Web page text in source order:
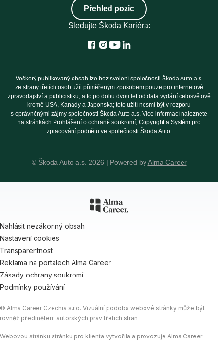
Přehled pozic
Sledujte Škoda Kariéra:
Veškerý publikovaný obsah lze bez svolení společnosti Škoda Auto a.s.
ze strany třetích osob užít přiměřeným způsobem pouze pro internetové
zpravodajství a publicistiku, a to po dobu dvou let od data vydání celosvětově
kromě USA, Kanady a Japonska; toto užití nesmí být v rozporu
s oprávněnými zájmy společnosti Škoda Auto a.s. Více informací naleznete
na stránkách Prohlášení o ochraně soukromí, Copyright a Systém pro
zpracování podnětů ve společnosti Škoda Auto.
© Škoda Auto a.s. 2026 | Powered byAlma Career
Nahlásit nezákonný obsah
Nastavení cookies
Transparentnost
Reklama na portálech Alma Career
Zásady ochrany soukromí
Podmínky používání
© Alma Career Czechia s.r.o. Vizuální podoba webové stránky může být
rovněž předmětem autorských práv třetích stran
Webovou stránku stránku pro klienta vytvořila a provozuje Alma Career